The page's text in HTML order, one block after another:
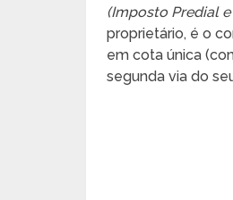
(Imposto Predial
proprietário, é o
em cota única
segunda via do